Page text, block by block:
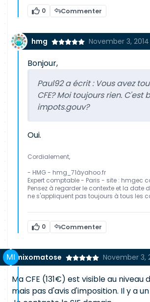
0 Commenter
hmg November 3, 2014
Bonjour,
Paul92 a écrit : Vous avez
CFE? Moi toujours rien. C'est
impots.gouv?
Oui.
Cordialement,
- HMG - hmg_71àyahoo.fr
Expert comptable - Paris - site : hmgec
Pensez à regarder le contexte et la date
ne s'appliquent pas toujours à tous les
0 Commenter
mixomatose November 3,
Ma CFE (131€) est visible au
mais pas d'avis d'imposition. Il y a